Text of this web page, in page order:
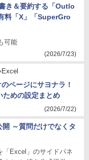
き＆要約する「Outlo
料「X」「SuperGro
可能
(2026/7/23)
ページにサヨナラ！
ための設定まとめ
(2026/7/22)
～質問だけでなくタ
「Excel」のサイドパネ